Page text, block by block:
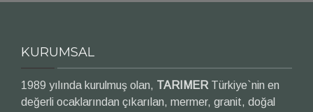
KURUMSAL
1989 yılında kurulmuş olan, TARIMERTürkiye`nin en
değerli ocaklarından çıkarılan, mermer, granit, doğal